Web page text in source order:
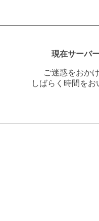
現在サーバ
ご迷惑をおか
しばらく時間を